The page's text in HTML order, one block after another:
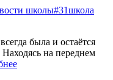
школы#31школа
была и остаётся
на переднем